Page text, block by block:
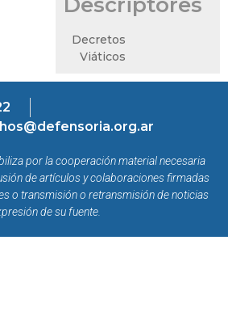
Decretos
Viáticos
por la cooperación material necesaria
de artículos y colaboraciones firmadas
o transmisión o retransmisión de noticias
de su fuente.